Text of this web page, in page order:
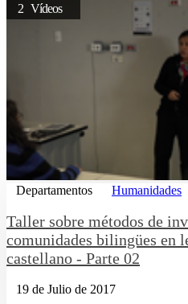
2 Vídeos
Departamentos Humanidades
Taller sobre métodos de
comunidades bilingües en
castellano - Parte 02
19 de Julio de 2017